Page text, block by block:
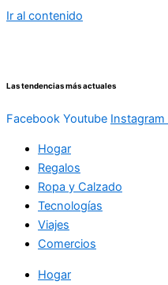
Ir al contenido
Las tendencias más actuales
Facebook Youtube Instagram
Hogar
Regalos
Ropa y Calzado
Tecnologías
Viajes
Comercios
Hogar